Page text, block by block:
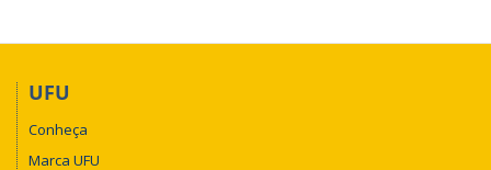
UFU
Conheça
Marca UFU